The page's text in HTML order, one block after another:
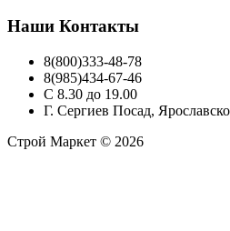
Наши Контакты
8(800)333-48-78
8(985)434-67-46
С 8.30 до 19.00
Г. Сергиев Посад,
Строй Маркет © 2026